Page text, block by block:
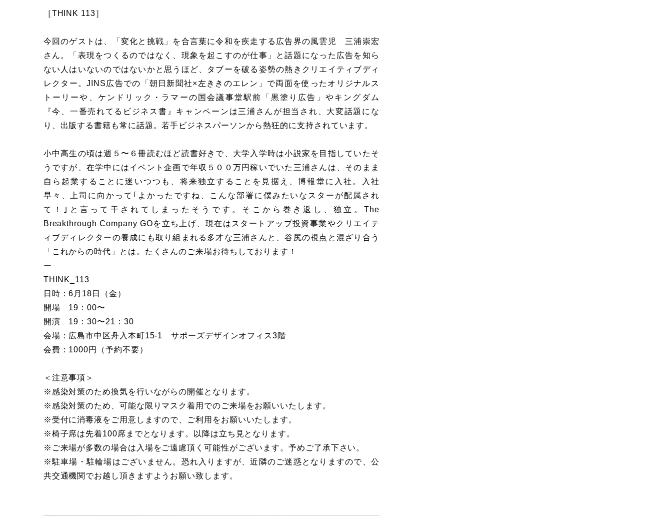
［THINK 113］
今回のゲストは、「変化と挑戦」を合言葉に令和を疾走する広告界の風雲児 三浦崇宏
さん。「表現をつくるのではなく、現象を起こすのが仕事」と話題になった広告を知ら
ない人はいないのではないかと思うほど、タブーを破る姿勢の熱きクリエイティブディ
レクター。JINS広告での「朝日新聞社×左ききのエレン」で両面を使ったオリジナルス
トーリーや、ケンドリック・ラマーの国会議事堂駅前「黒塗り広告」やキングダム
『今、一番売れてるビジネス書』キャンペーンは三浦さんが担当され、大変話題にな
り、出版する書籍も常に話題。若手ビジネスパーソンから熱狂的に支持されています。
小中高生の頃は週５〜６冊読むほど読書好きで、大学入学時は小説家を目指していたそ
うですが、在学中にはイベント企画で年収５００万円稼いでいた三浦さんは、そのまま
自ら起業することに迷いつつも、将来独立することを見据え、博報堂に入社。入社
早々、上司に向かって｢よかったですね、こんな部署に僕みたいなスターが配属され
て！｣と言って干されてしまったそうです。そこから巻き返し、独立。The
Breakthrough Company GOを立ち上げ、現在はスタートアップ投資事業やクリエイテ
ィブディレクターの養成にも取り組まれる多才な三浦さんと、谷尻の視点と混ざり合う
「これからの時代」とは。たくさんのご来場お待ちしております！
ー
THINK_113
日時：6月18日（金）
開場 19：00〜
開演 19：30〜21：30
会場：広島市中区舟入本町15-1 サポーズデザインオフィス3階
会費：1000円（予約不要）
＜注意事項＞
※感染対策のため換気を行いながらの開催となります。
※感染対策のため、可能な限りマスク着用でのご来場をお願いいたします。
※受付に消毒液をご用意しますので、ご利用をお願いいたします。
※椅子席は先着100席までとなります。以降は立ち見となります。
※ご来場が多数の場合は入場をご遠慮頂く可能性がございます。予めご了承下さい。
※駐車場・駐輪場はございません。恐れ入りますが、近隣のご迷惑となりますので、公
共交通機関でお越し頂きますようお願い致します。